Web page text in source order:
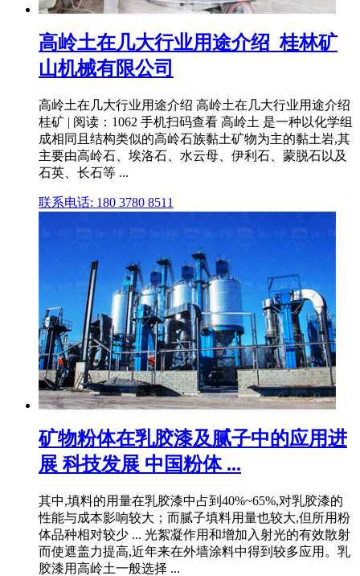
高岭土在几大行业用途介绍_桂林矿
山机械有限公司
高岭土在几大行业用途介绍 高岭土在几大行业用途介绍
桂矿 | 阅读：1062 手机扫码查看 高岭土 是一种以化学组
成相同且结构类似的高岭石族黏土矿物为主的黏土岩,其
主要由高岭石、埃洛石、水云母、伊利石、蒙脱石以及
石英、长石等 ...
联系电话: 180 3780 8511
矿物粉体在乳胶漆及腻子中的应用进
展 科技发展 中国粉体 ...
其中,填料的用量在乳胶漆中占到40%~65%,对乳胶漆的
性能与成本影响较大；而腻子填料用量也较大,但所用粉
体品种相对较少 ... 光絮凝作用和增加入射光的有效散射
而使遮盖力提高,近年来在外墙涂料中得到较多应用。乳
胶漆用高岭土一般选择 ...